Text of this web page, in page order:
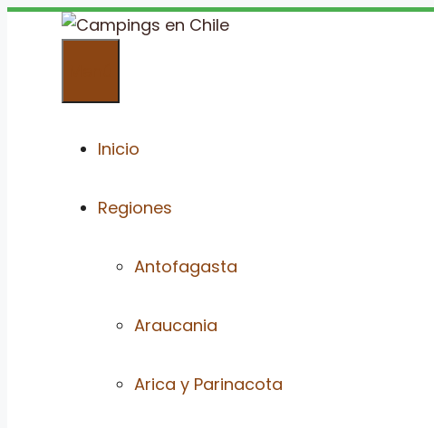
Saltar
Inicio
Regiones
Antofagasta
Araucania
Arica y Parinacota